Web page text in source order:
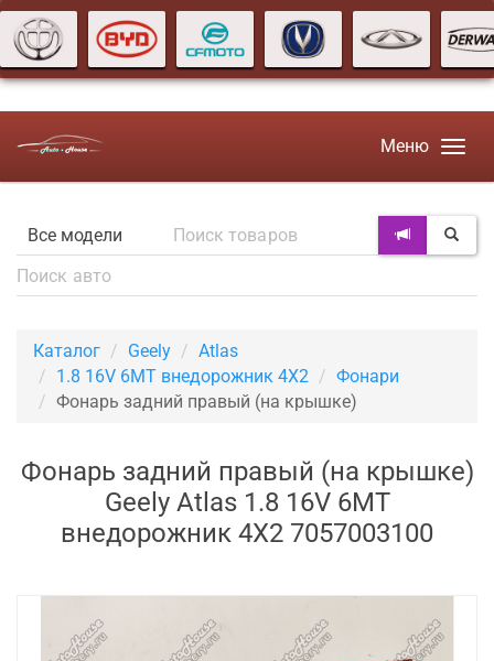
Меню
Каталог Geely
Atlas
1.8 16V 6MT внедорожник 4X2
Фонари
Фонарь задний правый (на крышке)
Фонарь задний правый (на крышке)
Geely Atlas 1.8 16V 6MT
внедорожник 4X2 7057003100